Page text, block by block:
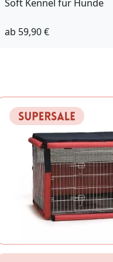
Soft Kennel für Hunde
ab 59,90 €